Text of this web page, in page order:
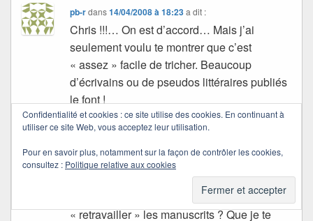
pb-rdans14/04/2008 à 18:23 a dit :
Chris !!!… On est d’accord… Mais j’ai
seulement voulu te montrer que c’est
« assez » facile de tricher. Beaucoup
d’écrivains ou de pseudos littéraires publiés
le font !
Je n’aime pas plus le mensonge que toi…
tu le sais… Des sujets qui font vendre… une
manière de les traiter aussi… Tu veux que je
te raconte comment certains veulent
« retravailler » les manuscrits ? Que je te
Confidentialité et cookies : ce site utilise des cookies. En continuant à
utiliser ce site Web, vous acceptez leur utilisation.
Pour en savoir plus, notamment sur la façon de contrôler les cookies,
consultez : Politique relative aux cookies